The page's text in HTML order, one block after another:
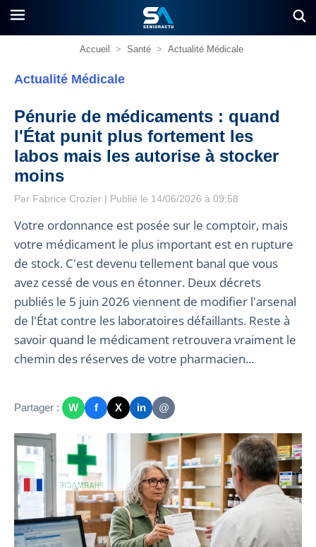
Accueil > Santé > Actualité Médicale
Actualité Médicale
Pénurie de médicaments : quand
l'État punit plus fortement les
labos mais les autorise à stocker
moins
Par Fabrice Crozier | Publié le 14/06/2026 à 09:58
Votre ordonnance est posée sur le comptoir, mais
votre médicament le plus important est en rupture
de stock. C'est devenu tellement banal que vous
avez cessé de vous en étonner. Deux décrets
publiés le 5 juin 2026 viennent de modifier l'arsenal
de l'État contre les laboratoires défaillants. Reste à
savoir quand le médicament retrouvera vraiment le
chemin des réserves de votre pharmacien...
Partager : W f X in @